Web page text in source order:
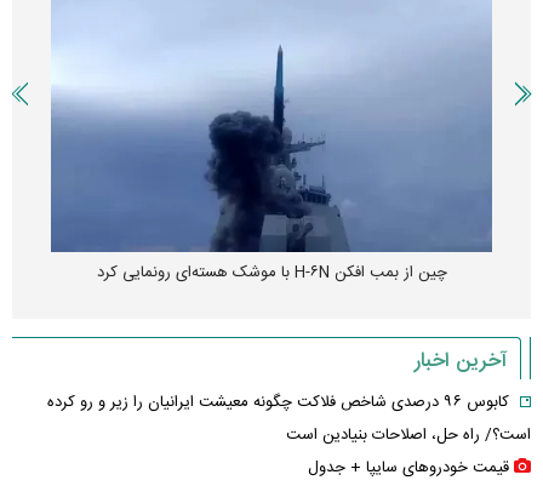
چین از بمب افکن H-۶N با موشک هسته‌ای رونمایی کرد
آخرین اخبار
کابوس ۹۶ درصدی شاخص فلاکت چگونه معیشت ایرانیان را زیر و رو کرده
است؟/ راه حل، اصلاحات بنیادین است
قیمت خودرو‌های سایپا + جدول